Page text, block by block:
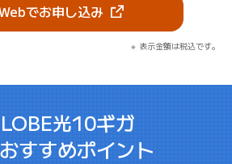
でお申し込み（新しいタブで開き
表示金額は税込です。
光10ギガ
すすめポイント